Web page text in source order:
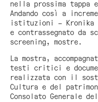
nella prossima tappa
Andando così a
istituzioni – Kronika
e contrassegnato da
screening, mostre.
La mostra,
testi critici e
realizzata con il
Cultura e del
Consolato Generale